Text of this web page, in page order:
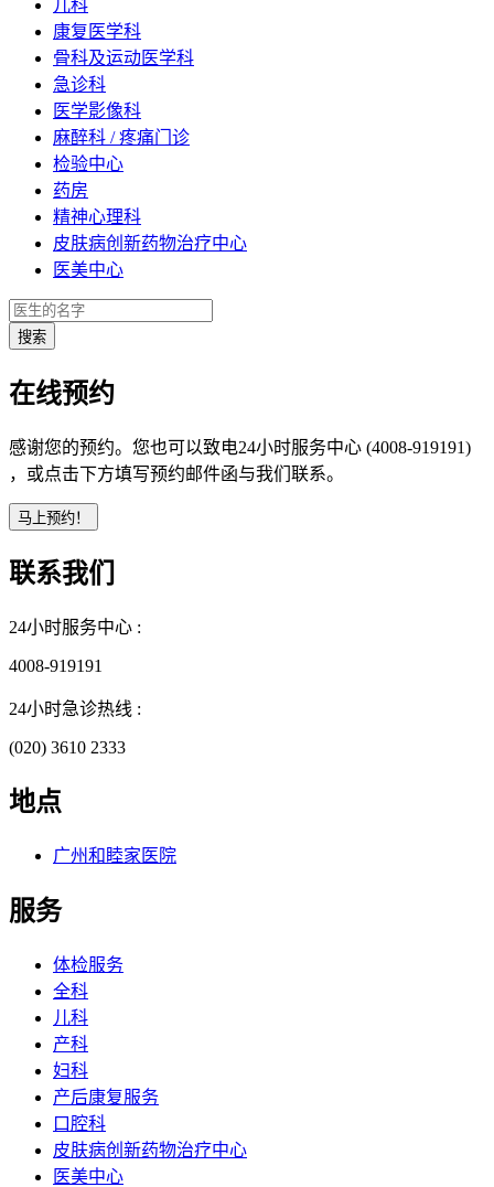
儿科
康复医学科
骨科及运动医学科
急诊科
医学影像科
麻醉科 / 疼痛门诊
检验中心
药房
精神心理科
皮肤病创新药物治疗中心
医美中心
在线预约
感谢您的预约。您也可以致电24小时服务中心 (4008-919191)
，或点击下方填写预约邮件函与我们联系。
联系我们
24小时服务中心 :
4008-919191
24小时急诊热线 :
(020) 3610 2333
地点
广州和睦家医院
服务
体检服务
全科
儿科
产科
妇科
产后康复服务
口腔科
皮肤病创新药物治疗中心
医美中心